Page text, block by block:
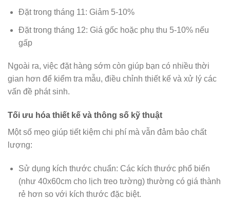
Đặt trong tháng 11: Giảm 5-10%
Đặt trong tháng 12: Giá gốc hoặc phụ thu 5-10% nếu
gấp
Ngoài ra, việc đặt hàng sớm còn giúp bạn có nhiều thời
gian hơn để kiểm tra mẫu, điều chỉnh thiết kế và xử lý các
vấn đề phát sinh.
Tối ưu hóa thiết kế và thông số kỹ thuật
Một số mẹo giúp tiết kiệm chi phí mà vẫn đảm bảo chất
lượng:
Sử dụng kích thước chuẩn: Các kích thước phổ biến
(như 40x60cm cho lịch treo tường) thường có giá thành
rẻ hơn so với kích thước đặc biệt.